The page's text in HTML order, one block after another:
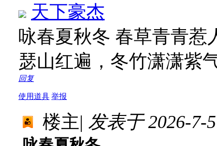
天下豪杰
咏春夏秋冬 春草青青惹
瑟山红遍，冬竹潇潇紫
回复
使用道具 举报
楼主| 发表于 2026-7-